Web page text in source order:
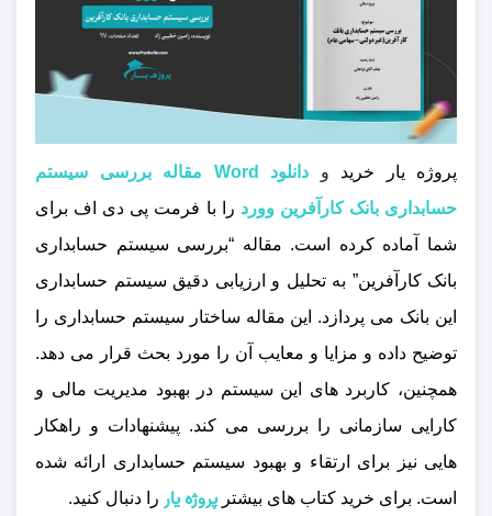
پروژه یار خرید و
دانلود Word مقاله بررسی سيستم
حسابداری بانک كارآفرين وورد را با فرمت پی دی اف برای
شما آماده کرده است. مقاله “بررسی سیستم حسابداری
بانک کارآفرین” به تحلیل و ارزیابی دقیق سیستم حسابداری
این بانک می‌ پردازد. این مقاله ساختار سیستم حسابداری را
توضیح داده و مزایا و معایب آن را مورد بحث قرار می‌ دهد.
همچنین، کاربرد های این سیستم در بهبود مدیریت مالی و
کارایی سازمانی را بررسی می‌ کند. پیشنهادات و راهکار
هایی نیز برای ارتقاء و بهبود سیستم حسابداری ارائه شده
است. برای خرید کتاب های بیشتر پروژه یار را دنبال کنید.